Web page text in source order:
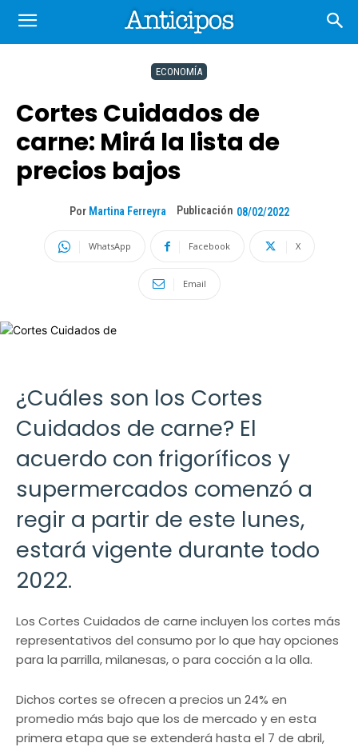
ECONOMÍA
Cortes Cuidados de
carne: Mirá la lista de
precios bajos
Por Martina Ferreyra Publicación 08/02/2022
WhatsApp Facebook X
Email
¿Cuáles son los Cortes
Cuidados de carne? El
acuerdo con frigoríficos y
supermercados comenzó a
regir a partir de este lunes,
estará vigente durante todo
2022.
Los Cortes Cuidados de carne incluyen los cortes más
representativos del consumo por lo que hay opciones
para la parrilla, milanesas, o para cocción a la olla.
Dichos cortes se ofrecen a precios un 24% en
promedio más bajo que los de mercado y en esta
primera etapa que se extenderá hasta el 7 de abril,